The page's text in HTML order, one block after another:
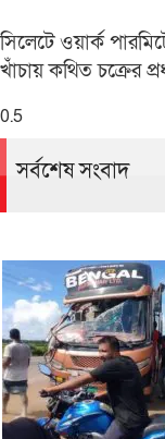
সিলেটে ওয়ার্ক
খাঁচায় কথিত চক্রের
সর্বশেষ সংবাদ